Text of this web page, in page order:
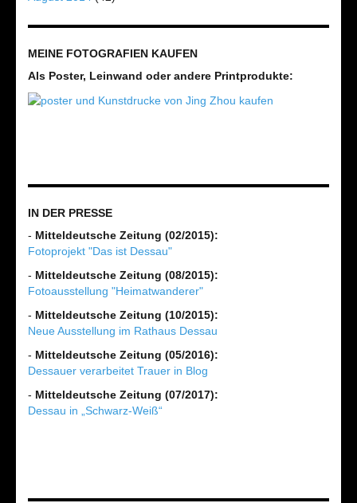
MEINE FOTOGRAFIEN KAUFEN
Als Poster, Leinwand oder andere Printprodukte:
IN DER PRESSE
- Mitteldeutsche Zeitung (02/2015):
Fotoprojekt "Das ist Dessau"
- Mitteldeutsche Zeitung (08/2015):
Fotoausstellung "Heimatwanderer"
- Mitteldeutsche Zeitung (10/2015):
Neue Ausstellung im Rathaus Dessau
- Mitteldeutsche Zeitung (05/2016):
Dessauer verarbeitet Trauer in Blog
- Mitteldeutsche Zeitung (07/2017):
Dessau in „Schwarz-Weiß“